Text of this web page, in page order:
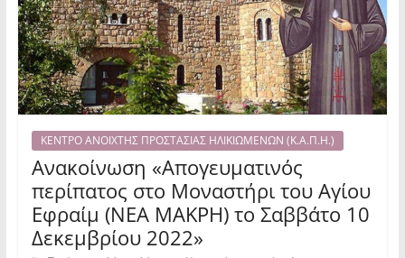
ΚΕΝΤΡΟ ΑΝΟΙΧΤΗΣ ΠΡΟΣΤΑΣΙΑΣ ΗΛΙΚΙΩΜΕΝΩΝ (Κ.Α.Π.Η.)
Ανακοίνωση «Απογευματινός
περίπατος στο Μοναστήρι του Αγίου
Εφραίμ (ΝΕΑ ΜΑΚΡΗ) το Σαββάτο 10
Δεκεμβρίου 2022»